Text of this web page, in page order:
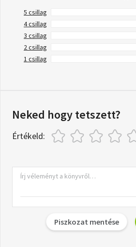
5 csillag
4 csillag
3 csillag
2 csillag
1 csillag
Neked hogy tetszett?
Értékeld:
Piszkozat mentése